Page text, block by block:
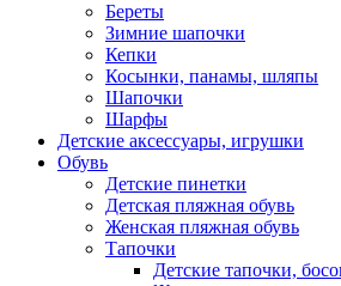
Береты
Зимние шапочки
Кепки
Косынки, панамы, шляпы
Шапочки
Шарфы
Детские аксессуары, игрушки
Обувь
Детские пинетки
Детская пляжная обувь
Женская пляжная обувь
Тапочки
Детские тапочки,